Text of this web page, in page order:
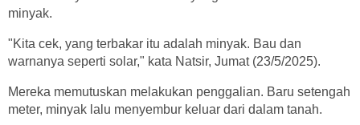
minyak.
"Kita cek, yang terbakar itu adalah minyak. Bau dan
warnanya seperti solar," kata Natsir, Jumat (23/5/2025).
Mereka memutuskan melakukan penggalian. Baru setengah
meter, minyak lalu menyembur keluar dari dalam tanah.